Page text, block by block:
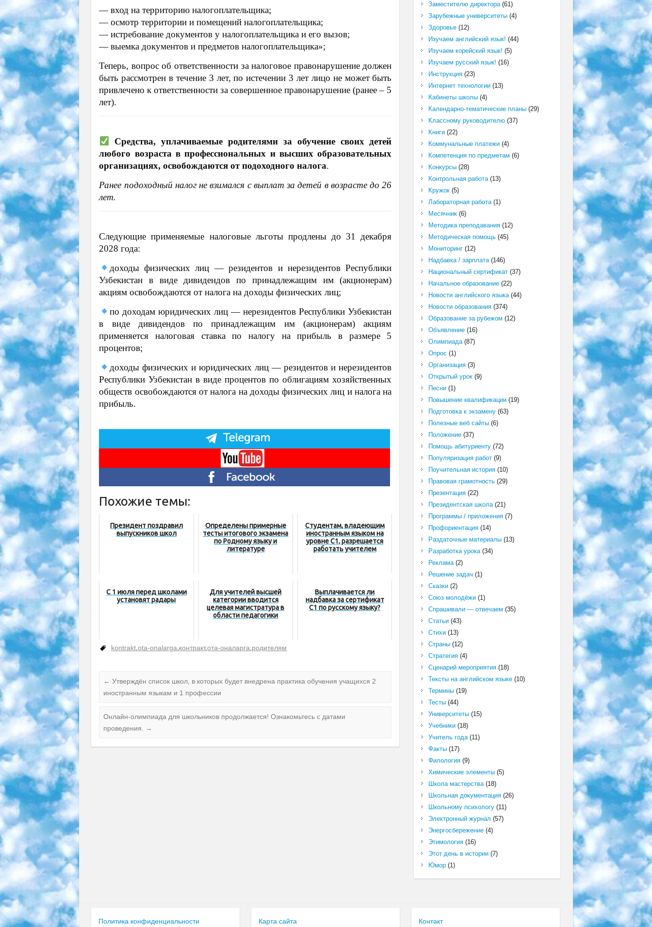
— вход на территорию налогоплательщика;
— осмотр территории и помещений налогоплательщика;
— истребование документов у налогоплательщика и его вызов;
— выемка документов и предметов налогоплательщика»;
Теперь, вопрос об ответственности за налоговое правонарушение должен
быть рассмотрен в течение 3 лет, по истечении 3 лет лицо не может быть
привлечено к ответственности за совершенное правонарушение (ранее – 5
лет).
Средства, уплачиваемые родителями за обучение своих детей
любого возраста в профессиональных и высших образовательных
организациях, освобождаются от подоходного налога.
Ранее подоходный налог не взимался с выплат за детей в возрасте до 26
лет.
Следующие применяемые налоговые льготы продлены до 31 декабря
2028 года:
доходы физических лиц — резидентов и нерезидентов Республики
Узбекистан в виде дивидендов по принадлежащим им (акционерам)
акциям освобождаются от налога на доходы физических лиц;
по доходам юридических лиц — нерезидентов Республики Узбекистан
в виде дивидендов по принадлежащим им (акционерам) акциям
применяется налоговая ставка по налогу на прибыль в размере 5
процентов;
доходы физических и юридических лиц — резидентов и нерезидентов
Республики Узбекистан в виде процентов по облигациям хозяйственных
обществ освобождаются от налога на доходы физических лиц и налога на
прибыль.
Похожие темы:
Президент поздравил
выпускников школ
Определены примерные
тесты итогового экзамена
по Родному языку и
литературе
Студентам, владеющим
иностранным языком на
уровне C1, разрешается
работать учителем
С 1 июля перед школами
установят радары
Для учителей высшей
категории вводится
целевая магистратура в
области педагогики
Выплачивается ли
надбавка за сертификат
C1 по русскому языку?
kontrakt ,ota-onalarga контракт,ота-оналарга родителям
← Утверждён список школ, в которых будет внедрена практика обучения учащихся 2
иностранным языкам и 1 профессии
Онлайн-олимпиада для школьников продолжается! Ознакомьтесь с датами
проведения. →
Заместителю директора(61)
Зарубежные университеты(4)
Здоровье(12)
Изучаем английский язык! (44)
Изучаем корейский язык! (5)
Изучаем русский язык! (16)
Инструкция(23)
Интернет технологии(13)
Кабинеты школы(4)
Календарно-тематические планы(29)
Классному руководителю(37)
Книги(22)
Коммунальные платежи(4)
Компетенция по предметам (6)
Конкурсы(28)
Контрольная работа(13)
Кружок(5)
Лабораторная работа(1)
Месячник(6)
Методика преподавания(12)
Методическая помощь(45)
Мониторинг(12)
Надбавка / зарплата(146)
Национальный сертификат(37)
Начальное образование(22)
Новости английского языка(44)
Новости образования(374)
Образование за рубежом (12)
Объявление(16)
Олимпиада(87)
Опрос (1)
Организация(3)
Открытый урок(9)
Песни(1)
Повышение квалификации(19)
Подготовка к экзамену(63)
Полезные веб сайты(6)
Положение(37)
Помощь абитуриенту(72)
Популяризация работ(9)
Поучительная история(10)
Правовая грамотность(29)
Презентация(22)
Президентская школа(21)
Программы / приложения(7)
Профориентация(14)
Раздаточные материалы(13)
Разработка урока(34)
Реклама(2)
Решение задач (1)
Сказки(2)
Союз молодёжи(1)
Спрашивали — отвечаем (35)
Статьи(43)
Стихи(13)
Страны(12)
Стратегия(4)
Сценарий мероприятия(18)
Тексты на английском языке(10)
Термины(19)
Тесты(44)
Университеты(15)
Учебники(18)
Учитель года(11)
Факты(17)
Филология(9)
Химические элементы(5)
Школа мастерства(18)
Школьная документация(26)
Школьному психологу(11)
Электронный журнал (57)
Энергосбережение(4)
Этимология(16)
Этот день в истории(7)
Юмор(1)
Политика конфиденциальности Карта сайта Контакт